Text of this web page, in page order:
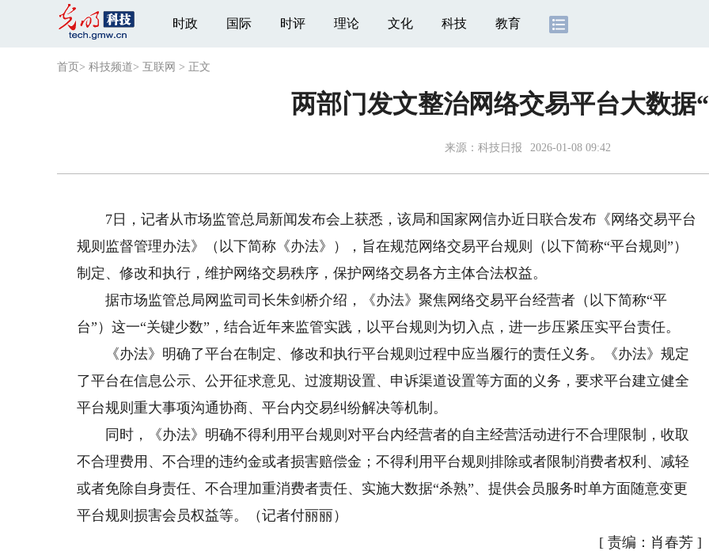
时政 国际 时评 理论 文化 科技 教育
首页 > 科技频道> 互联网 > 正文
两部门发文整治网络交易平台大数据
来源： 科技日报 2026-01-08 09:42
7日，记者从市场监管总局新闻发布会上获悉，该局和国家网信办近日联合发布《网络交易平台
规则监督管理办法》（以下简称《办法》），旨在规范网络交易平台规则（以下简称“平台规则”）
制定、修改和执行，维护网络交易秩序，保护网络交易各方主体合法权益。
据市场监管总局网监司司长朱剑桥介绍，《办法》聚焦网络交易平台经营者（以下简称“平
台”）这一“关键少数”，结合近年来监管实践，以平台规则为切入点，进一步压紧压实平台责任。
《办法》明确了平台在制定、修改和执行平台规则过程中应当履行的责任义务。《办法》规定
了平台在信息公示、公开征求意见、过渡期设置、申诉渠道设置等方面的义务，要求平台建立健全
平台规则重大事项沟通协商、平台内交易纠纷解决等机制。
同时，《办法》明确不得利用平台规则对平台内经营者的自主经营活动进行不合理限制，收取
不合理费用、不合理的违约金或者损害赔偿金；不得利用平台规则排除或者限制消费者权利、减轻
或者免除自身责任、不合理加重消费者责任、实施大数据“杀熟”、提供会员服务时单方面随意变更
平台规则损害会员权益等。（记者付丽丽）
[ 责编：肖春芳 ]